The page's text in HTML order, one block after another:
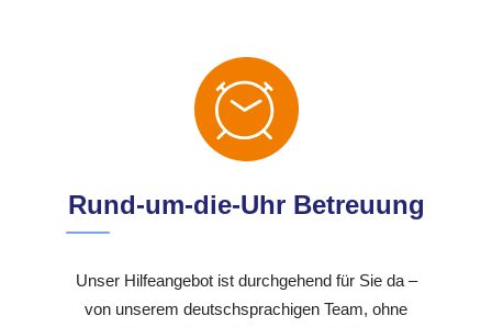
Rund-um-die-Uhr Betreuung
Unser Hilfeangebot ist durchgehend für Sie da –
von unserem deutschsprachigen Team, ohne